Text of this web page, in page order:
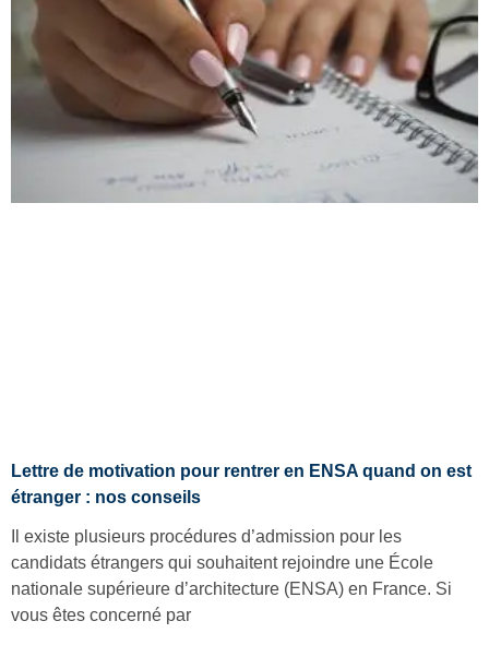
Lettre de motivation pour rentrer en ENSA quand on est
étranger : nos conseils
Il existe plusieurs procédures d’admission pour les
candidats étrangers qui souhaitent rejoindre une École
nationale supérieure d’architecture (ENSA) en France. Si
vous êtes concerné par